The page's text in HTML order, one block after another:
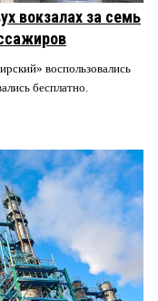
вокзалах за семь
воспользовались
бесплатно.